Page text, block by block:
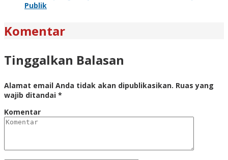
Publik
Komentar
Tinggalkan Balasan
Alamat email Anda tidak akan dipublikasikan. Ruas yang
wajib ditandai *
Komentar